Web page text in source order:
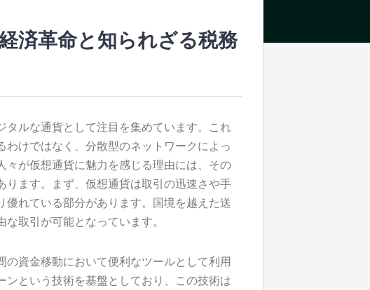
済革命と知られざる税務
ルな通貨として注目を集めています。
これ
わけではなく、分散型のネットワークによっ
々が仮想通貨に魅力を感じる理由には、その
ます。まず、仮想通貨は取引の迅速さや手
れている部分があります。国境を越えた送
取引が可能となっています。
資金移動において便利なツールとして利用
ンという技術を基盤としており、この技術は